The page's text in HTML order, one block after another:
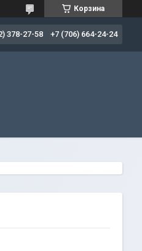
Корзина
378-27-58 +7 (706) 664-24-24